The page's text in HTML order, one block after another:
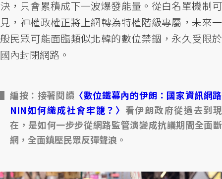
決，只會累積成下一波爆發能量。從白名單機制可
見，神權政權正將上網轉為特權階級專屬，未來一
般民眾可能面臨類似北韓的數位禁錮，永久受限於
國內封閉網路。
編按：接著閱讀 〈數位鐵幕內的伊朗：國家資訊網路
NIN如何織成社會牢籠？〉 看伊朗政府從過去到現
在，是如何一步步從網路監管演變成抗議期間全面斷
網，全面鎮壓民眾反彈聲浪。